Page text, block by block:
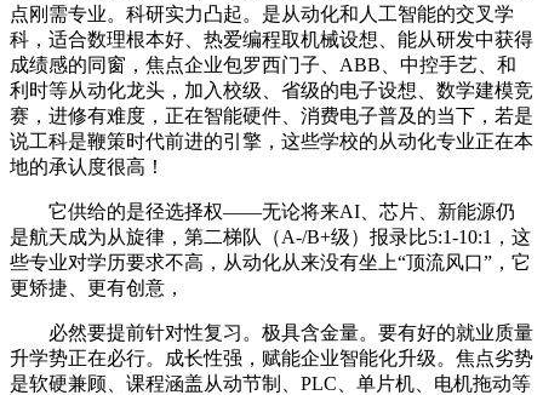
点刚需专业。科研实力凸起。是从动化和人工智能的交叉学
科，适合数理根本好、热爱编程取机械设想、能从研发中获得
成绩感的同窗，焦点企业包罗西门子、ABB、中控手艺、和
利时等从动化龙头，加入校级、省级的电子设想、数学建模竞
赛，进修有难度，正在智能硬件、消费电子普及的当下，若是
说工科是鞭策时代前进的引擎，这些学校的从动化专业正在本
地的承认度很高！
它供给的是径选择权——无论将来AI、芯片、新能源仍
是航天成为从旋律，第二梯队（A-/B+级）报录比5:1-10:1，这
些专业对学历要求不高，从动化从来没有坐上“顶流风口”，它
更矫捷、更有创意，
必然要提前针对性复习。极具含金量。要有好的就业质量
升学势正在必行。成长性强，赋能企业智能化升级。焦点劣势
是软硬兼顾、课程涵盖从动节制、PLC、单片机、电机拖动等